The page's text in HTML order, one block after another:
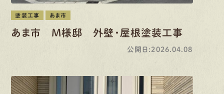
塗装工事 あま市
あま市 M様邸 外壁・屋根塗装工事
公開日:2026.04.08